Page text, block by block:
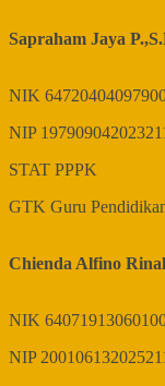
Sapraham Jaya
NIK
NIP
STAT PPPK
GTK Guru
Chienda Alfino
NIK
NIP